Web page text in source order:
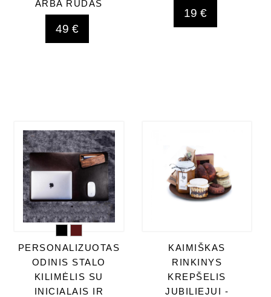
ARBA RUDAS
49 €
19 €
PERSONALIZUOTAS
ODINIS STALO
KILIMĖLIS SU
INICIALAIS IR
KAIMIŠKAS
RINKINYS
KREPŠELIS
JUBILIEJUI -